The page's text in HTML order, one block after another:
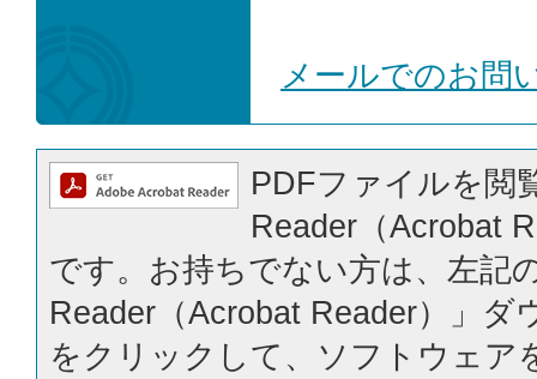
メールでのお問
PDFファイルを閲
Reader（Acrobat
です。お持ちでない方は、左記
Reader（Acrobat Reader）」ダ
をクリックして、ソフトウェア